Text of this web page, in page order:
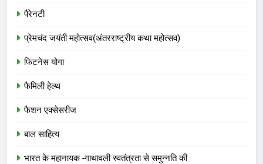
पैरेनटी
प्रेमचंद जयंती महोत्सव(अंतरराष्ट्रीय कथा महोत्सव)
फिटनेस योगा
फैमिली हेल्थ
फैशन एक्सेसरीज
बाल साहित्य
भारत के महानायक -गाथावली स्वतंत्रता से समुन्नति की